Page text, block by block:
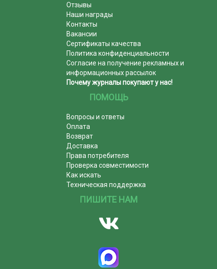
Отзывы
Наши награды
Контакты
Вакансии
Сертификаты качества
Политика конфиденциальности
Согласие на получение рекламных и
информационных рассылок
Почему журналы покупают у нас!
ПОМОЩЬ
Вопросы и ответы
Оплата
Возврат
Доставка
Права потребителя
Проверка совместимости
Как искать
Техническая поддержка
ПИШИТЕ НАМ